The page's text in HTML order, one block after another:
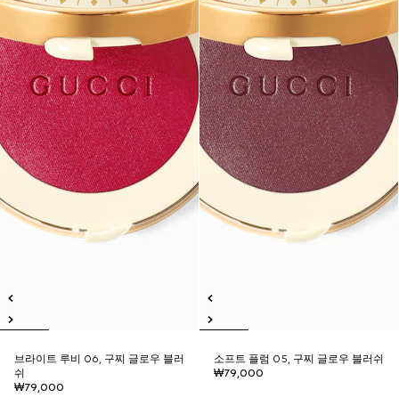
브라이트 루비 06, 구찌 글로우 블러
쉬
₩79,000
소프트 플럼 05, 구찌 글로우 블러쉬
₩79,000